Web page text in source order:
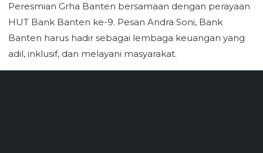
Peresmian Grha Banten bersamaan dengan perayaan
HUT Bank Banten ke-9. Pesan Andra Soni, Bank
Banten harus hadir sebagai lembaga keuangan yang
adil, inklusif, dan melayani masyarakat.